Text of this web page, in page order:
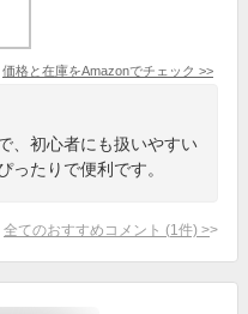
価格と在庫をAmazonでチェック >>
、初心者にも扱いやすい
ったりで便利です。
全てのおすすめコメント (1 件) >